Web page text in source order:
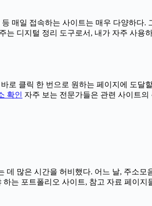
매일 접속하는 사이트는 매우 다양하다.
디지털 정리 도구로서, 내가 자주 사용
로 클릭 한 번으로 원하는 페이지에 도달
확인 자주 보는 전문가들은 관련 사이트의
많은 시간을 허비했다. 어느 날, 주소모
는 포트폴리오 사이트, 참고 자료 페이지